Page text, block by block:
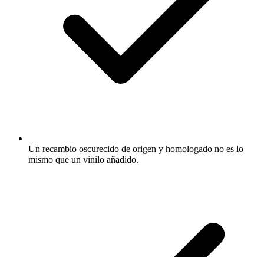
Un recambio oscurecido de origen y homologado no es lo
mismo que un vinilo añadido.